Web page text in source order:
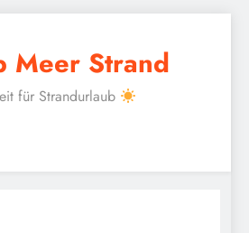
Meer Strand
für Strandurlaub